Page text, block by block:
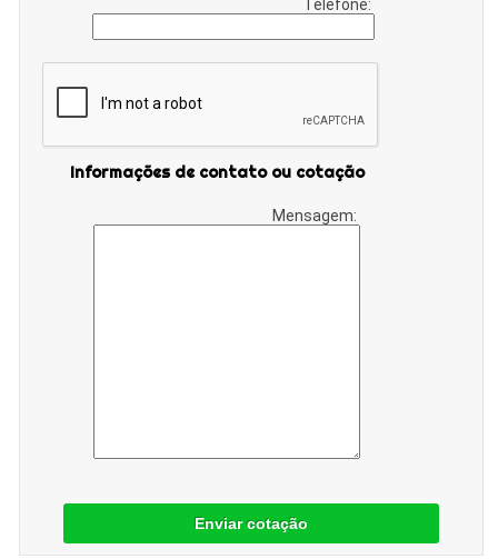
Telefone:
Informações de contato ou cotação
Mensagem:
Enviar cotação